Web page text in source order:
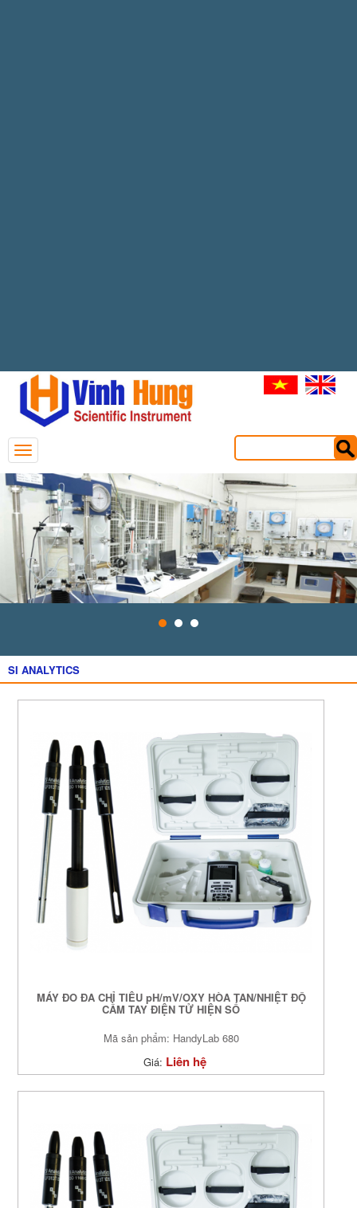
SI ANALYTICS
MÁY ĐO ĐA CHỈ TIÊU pH/mV/OXY HÒA TAN/NHIỆT ĐỘ
CẦM TAY ĐIỆN TỬ HIỆN SỐ
Mã sản phẩm: HandyLab 680
Giá: Liên hệ